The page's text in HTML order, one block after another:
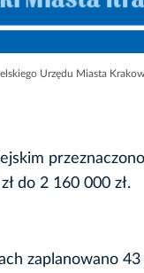
Urzędu Miasta
do 2 160 000 zł.
zaplanowano 43